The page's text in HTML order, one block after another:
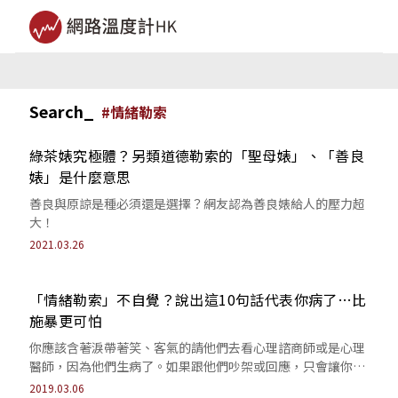
Search_ #情緒勒索
綠茶婊究極體？另類道德勒索的「聖母婊」、「善良
婊」是什麼意思
善良與原諒是種必須還是選擇？網友認為善良婊給人的壓力超
大！
2021.03.26
「情緒勒索」不自覺？說出這10句話代表你病了…比
施暴更可怕
你應該含著淚帶著笑、客氣的請他們去看心理諮商師或是心理
醫師，因為他們生病了。如果跟他們吵架或回應，只會讓你跟
他們一起生病，因為情緒勒索是永無止盡...
2019.03.06